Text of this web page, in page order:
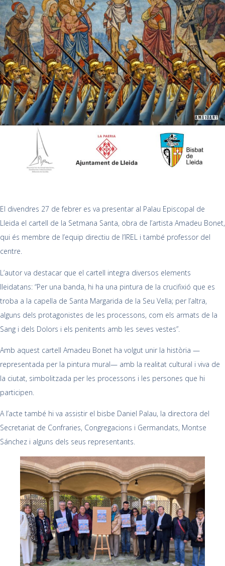
El divendres 27 de febrer es va presentar al Palau Episcopal de
Lleida el cartell de la Setmana Santa, obra de l’artista Amadeu Bonet,
qui és membre de l’equip directiu de l’IREL i també professor del
centre.
L’autor va destacar que el cartell integra diversos elements
lleidatans: “Per una banda, hi ha una pintura de la crucifixió que es
troba a la capella de Santa Margarida de la Seu Vella; per l’altra,
alguns dels protagonistes de les processons, com els armats de la
Sang i dels Dolors i els penitents amb les seves vestes”.
Amb aquest cartell Amadeu Bonet ha volgut unir la història —
representada per la pintura mural— amb la realitat cultural i viva de
la ciutat, simbolitzada per les processons i les persones que hi
participen.
A l’acte també hi va assistir el bisbe Daniel Palau, la directora del
Secretariat de Confraries, Congregacions i Germandats, Montse
Sánchez i alguns dels seus representants.